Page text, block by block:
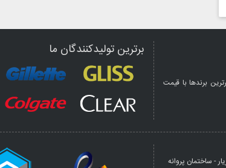
برندها با قیمت
برترین تولیدکنندگان ما
- ساختمان پروانه